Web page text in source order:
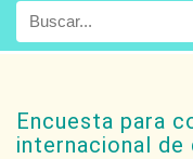
Encuesta para
internacional